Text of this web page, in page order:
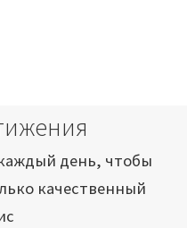
день, чтобы
качественный